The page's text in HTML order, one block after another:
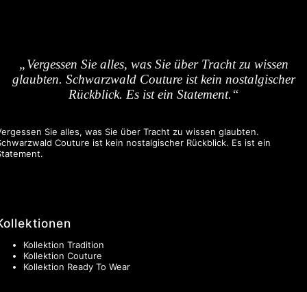
„Vergessen Sie alles, was Sie über Tracht zu wissen
glaubten. Schwarzwald Couture ist kein nostalgischer
Rückblick. Es ist ein Statement.“
Sie alles, was Sie über Tracht zu wissen glaubten.
Couture ist kein nostalgischer Rückblick. Es ist ein
Kollektion Tradition
Kollektion Couture
Kollektion Ready To Wear